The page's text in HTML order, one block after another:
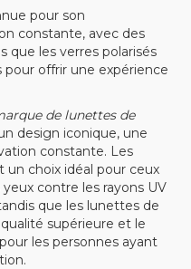
pour son
constante, avec des
que les verres polarisés
offrir une expérience
de lunettes de
design iconique, une
constante. Les
un choix idéal pour ceux
contre les rayons UV
que les lunettes de
supérieure et le
les personnes ayant